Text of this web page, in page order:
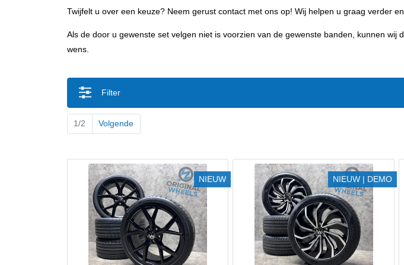
Twijfelt u over een keuze? Neem gerust contact met ons op! Wij helpen u graag verder
Als de door u gewenste set velgen niet is voorzien van de gewenste banden, kunnen
wens.
Filter
1/2 Volgende
NIEUW NIEUW | DEMO